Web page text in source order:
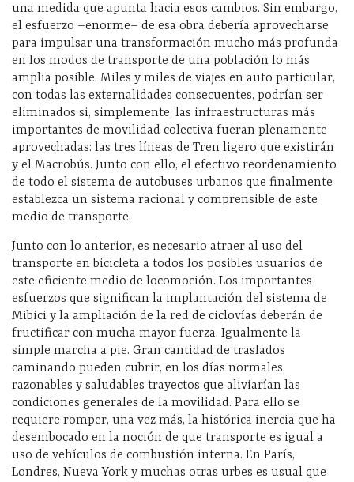
una medida que apunta hacia esos cambios. Sin embargo,
el esfuerzo –enorme– de esa obra debería aprovecharse
para impulsar una transformación mucho más profunda
en los modos de transporte de una población lo más
amplia posible. Miles y miles de viajes en auto particular,
con todas las externalidades consecuentes, podrían ser
eliminados si, simplemente, las infraestructuras más
importantes de movilidad colectiva fueran plenamente
aprovechadas: las tres líneas de Tren ligero que existirán
y el Macrobús. Junto con ello, el efectivo reordenamiento
de todo el sistema de autobuses urbanos que finalmente
establezca un sistema racional y comprensible de este
medio de transporte.
Junto con lo anterior, es necesario atraer al uso del
transporte en bicicleta a todos los posibles usuarios de
este eficiente medio de locomoción. Los importantes
esfuerzos que significan la implantación del sistema de
Mibici y la ampliación de la red de ciclovías deberán de
fructificar con mucha mayor fuerza. Igualmente la
simple marcha a pie. Gran cantidad de traslados
caminando pueden cubrir, en los días normales,
razonables y saludables trayectos que aliviarían las
condiciones generales de la movilidad. Para ello se
requiere romper, una vez más, la histórica inercia que ha
desembocado en la noción de que transporte es igual a
uso de vehículos de combustión interna. En París,
Londres, Nueva York y muchas otras urbes es usual que